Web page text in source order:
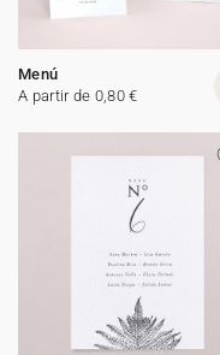
Menú
A partir de 0,80 €